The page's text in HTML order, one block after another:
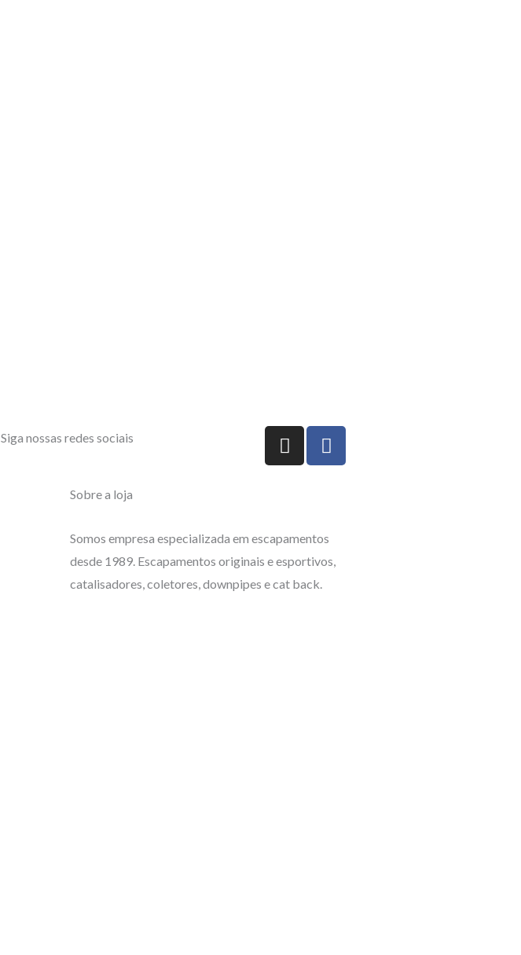
Siga nossas redes sociais
I
n
g
a
m
F
a
o
k
Sobre a loja
Somos empresa especializada em escapamentos
desde 1989. Escapamentos originais e esportivos,
catalisadores, coletores, downpipes e cat back.